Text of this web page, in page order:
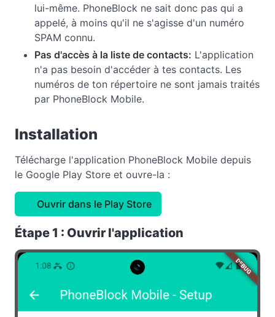
lui-même. PhoneBlock ne sait donc pas qui a
appelé, à moins qu'il ne s'agisse d'un numéro
SPAM connu.
Pas d'accès à la liste de contacts: L'application
n'a pas besoin d'accéder à tes contacts. Les
numéros de ton répertoire ne sont jamais traités
par PhoneBlock Mobile.
Installation
Télécharge l'application PhoneBlock Mobile depuis
le Google Play Store et ouvre-la :
Ouvrir dans le Play Store
Étape 1 : Ouvrir l'application